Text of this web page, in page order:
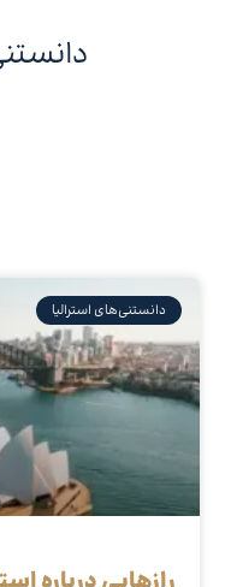
دانستنی‌های استرالیا